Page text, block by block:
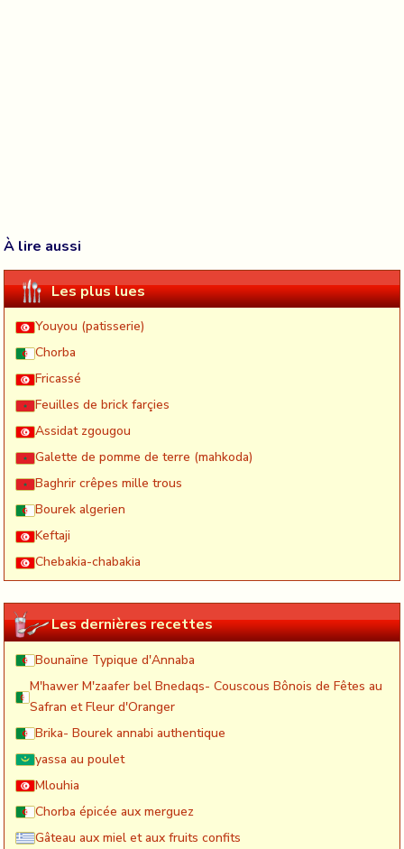
À lire aussi
Les plus lues
Youyou (patisserie)
Chorba
Fricassé
Feuilles de brick farçies
Assidat zgougou
Galette de pomme de terre (mahkoda)
Baghrir crêpes mille trous
Bourek algerien
Keftaji
Chebakia-chabakia
Les dernières recettes
Bounaïne Typique d'Annaba
M'hawer M'zaafer bel Bnedaqs- Couscous Bônois de Fêtes au
Safran et Fleur d'Oranger
Brika- Bourek annabi authentique
yassa au poulet
Mlouhia
Chorba épicée aux merguez
Gâteau aux miel et aux fruits confits